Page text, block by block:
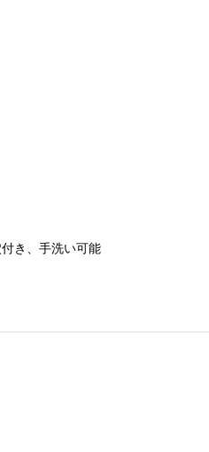
き、手洗い可能